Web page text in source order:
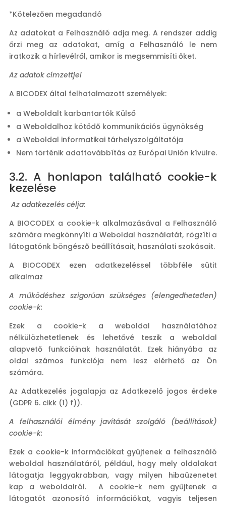
*Kötelezően megadandó
Az adatokat a Felhasználó adja meg. A rendszer addig
őrzi meg az adatokat, amíg a Felhasználó le nem
iratkozik a hírlevélről, amikor is megsemmisíti őket.
Az adatok címzettjei
A BICODEX által felhatalmazott személyek:
a Weboldalt karbantartók Külső
a Weboldalhoz kötődő kommunikációs ügynökség
a Weboldal informatikai tárhelyszolgáltatója
Nem történik adattovábbítás az Európai Unión kívülre.
3.2. A honlapon található cookie-k
kezelése
Az adatkezelés célja:
A BIOCODEX a cookie-k alkalmazásával a Felhasználó
számára megkönnyíti a Weboldal használatát, rögzíti a
látogatónk böngésző beállításait, használati szokásait.
A BIOCODEX ezen adatkezeléssel többféle sütit
alkalmaz
A működéshez szigorúan szükséges (elengedhetetlen)
cookie-k:
Ezek a cookie-k a weboldal használatához
nélkülözhetetlenek és lehetővé teszik a weboldal
alapvető funkcióinak használatát. Ezek hiányába az
oldal számos funkciója nem lesz elérhető az Ön
számára.
Az Adatkezelés jogalapja az Adatkezelő jogos érdeke
(GDPR 6. cikk (1) f)).
A felhasználói élmény javítását szolgáló (beállítások)
cookie-k:
Ezek a cookie-k információkat gyűjtenek a felhasználó
weboldal használatáról, például, hogy mely oldalakat
látogatja leggyakrabban, vagy milyen hibaüzenetet
kap a weboldalról. A cookie-k nem gyűjtenek a
látogatót azonosító információkat, vagyis teljesen